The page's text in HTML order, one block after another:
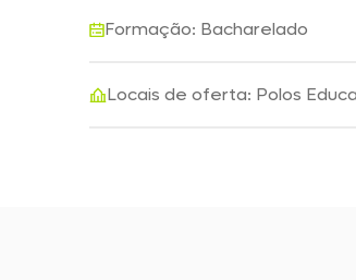
Formação: Bacharelado
Locais de oferta: Polos